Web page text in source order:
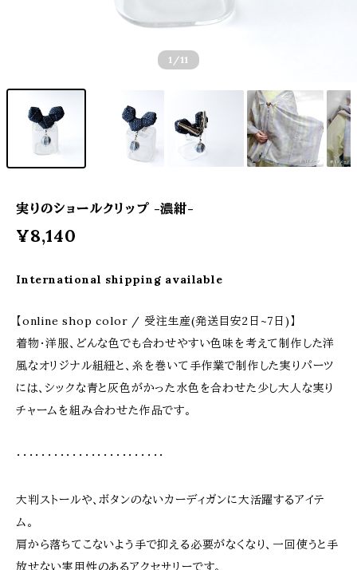
1 /11
実りのショールクリップ -濃紺-
¥8,140
International shipping available
【online shop color / 受注生産(発送目安2日~7日)】
着物・洋服、どんな色でも合わせやすい色味を考えて制作した洋
風なオリジナル組紐と、糸を巻いて手作業で制作した実りパーツ
には、シックな青と灰色がかった水色を合わせた少し大人な実り
チャームを組み合わせた作品です。
・・・・・・・・・・・・・・・・・・・・・・・・
大判ストールや、ボタンのないカーディガンに大活躍するアイテ
ム。
肩から落ちてこないよう手で抑える必要がなくなり、一回使うと手
放せない実用性のあるアクセサリーです。